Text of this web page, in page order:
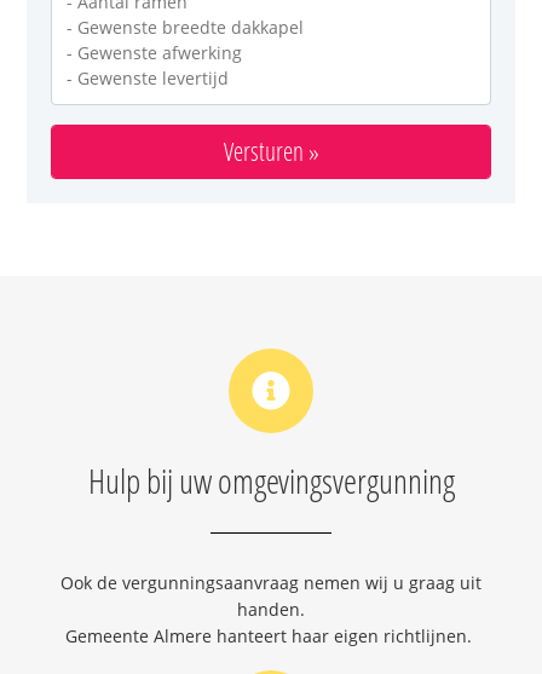
Hulp bij uw omgevingsvergunning
Ook de vergunningsaanvraag nemen wij u graag uit
handen.
Gemeente Almere hanteert haar eigen richtlijnen.